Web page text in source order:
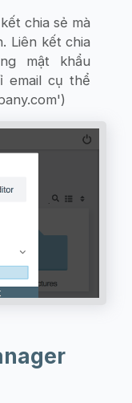
chia sẻ mà
Liên kết chia
mật khẩu
email cụ thể